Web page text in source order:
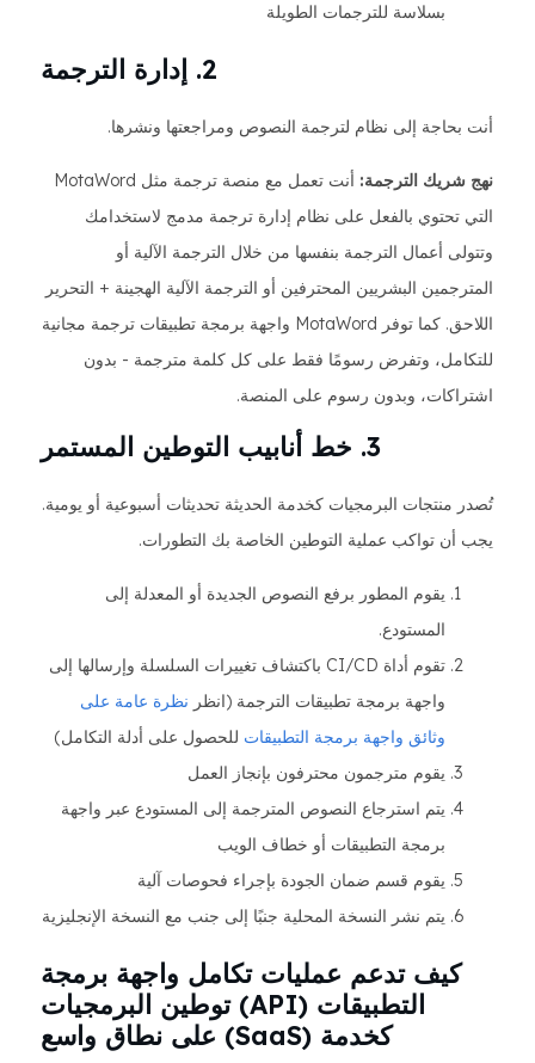
بسلاسة للترجمات الطويلة
2. إدارة الترجمة
أنت بحاجة إلى نظام لترجمة النصوص ومراجعتها ونشرها.
نهج شريك الترجمة:
أنت تعمل مع منصة ترجمة مثل MotaWord
التي تحتوي بالفعل على نظام إدارة ترجمة مدمج لاستخدامك
وتتولى أعمال الترجمة بنفسها من خلال الترجمة الآلية أو
المترجمين البشريين المحترفين أو الترجمة الآلية الهجينة + التحرير
اللاحق. كما توفر MotaWord واجهة برمجة تطبيقات ترجمة مجانية
للتكامل، وتفرض رسومًا فقط على كل كلمة مترجمة - بدون
اشتراكات، وبدون رسوم على المنصة.
3. خط أنابيب التوطين المستمر
تُصدر منتجات البرمجيات كخدمة الحديثة تحديثات أسبوعية أو يومية.
يجب أن تواكب عملية التوطين الخاصة بك التطورات.
يقوم المطور برفع النصوص الجديدة أو المعدلة إلى
المستودع.
تقوم أداة CI/CD باكتشاف تغييرات السلسلة وإرسالها إلى
واجهة برمجة تطبيقات الترجمة (انظر نظرة عامة على
وثائق واجهة برمجة التطبيقات للحصول على أدلة التكامل)
يقوم مترجمون محترفون بإنجاز العمل
يتم استرجاع النصوص المترجمة إلى المستودع عبر واجهة
برمجة التطبيقات أو خطاف الويب
يقوم قسم ضمان الجودة بإجراء فحوصات آلية
يتم نشر النسخة المحلية جنبًا إلى جنب مع النسخة الإنجليزية
كيف تدعم عمليات تكامل واجهة برمجة
التطبيقات (API) توطين البرمجيات
كخدمة (SaaS) على نطاق واسع